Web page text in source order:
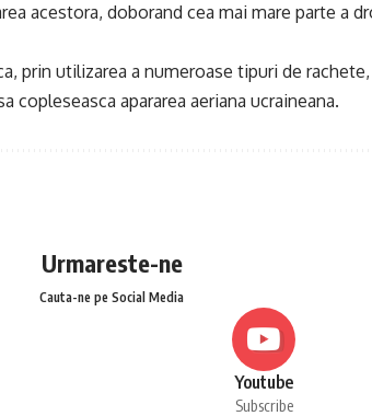
acestora, doborand cea mai mare parte a
prin utilizarea a numeroase tipuri de
copleseasca apararea aeriana ucraineana.
Urmareste-ne
Cauta-ne pe Social Media
Youtube
Subscribe